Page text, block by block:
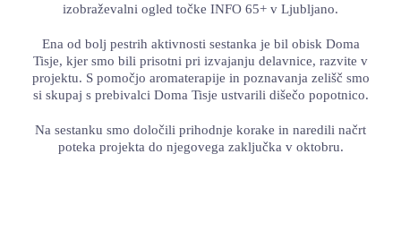
izobraževalni ogled točke INFO 65+ v Ljubljano.
Ena od bolj pestrih aktivnosti sestanka je bil obisk Doma
Tisje, kjer smo bili prisotni pri izvajanju delavnice, razvite v
projektu. S pomočjo aromaterapije in poznavanja zelišč smo
si skupaj s prebivalci Doma Tisje ustvarili dišečo popotnico.
Na sestanku smo določili prihodnje korake in naredili načrt
poteka projekta do njegovega zaključka v oktobru.